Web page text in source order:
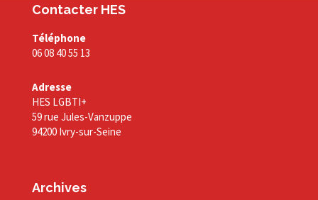
Contacter HES
Téléphone
06 08 40 55 13
Adresse
HES LGBTI+
59 rue Jules-Vanzuppe
94200 Ivry-sur-Seine
Archives